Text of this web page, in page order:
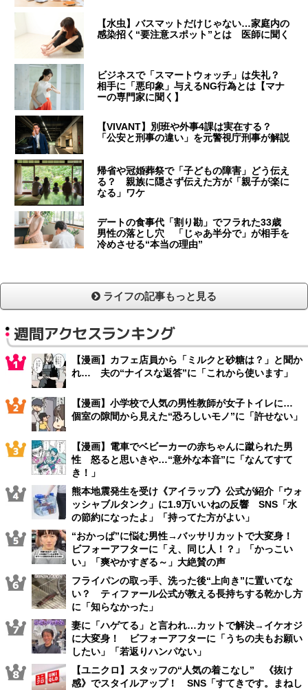
【水虫】バスマットだけじゃない…家庭内の
感染招く“要注意スポット”とは 医師に聞く
ビジネスで「スマートウォッチ」は失礼？
相手に「悪印象」与えるNG行為とは【マナ
ーの専門家に聞く】
【VIVANT】別班や外事4課は実在する？
「公安と刑事の違い」を元警視庁刑事が解説
帰省や冠婚葬祭で「子どもの障害」どう伝え
る？ 親族に隠さず伝えた方が「親子が楽に
なる」ワケ
デートの食事代「割り勘」でフラれた33歳
男性の落とし穴 「じゃあ半分で」が相手を
冷めさせる“本当の理由”
ライフの記事もっと見る
週間アクセスランキング
【漫画】カフェ店員から「ミルクと砂糖は？」と聞か
れ… 夫の“ナイスな返答”に「これから使います」
【漫画】小学校で人気の男性教師が女子トイレに…
個室の隙間から見えた“恐ろしいモノ”に「許せない」
【漫画】電車でベビーカーの赤ちゃんに蹴られた男
性 怒ると思いきや…“意外な本音”に「なんてすて
き！」
熊本地震発生を受け《アイラップ》公式が紹介「ウォ
ッシャブルタンク」に1.9万いいねの反響 SNS「水
の節約になったよ」「持ってた方がよい」
“おかっぱ”に悩む男性→バッサリカットで大変身！
ビフォーアフターに「え、同じ人！？」「かっこい
い」「爽やかすぎる～」大絶賛の声
フライパンの取っ手、洗った後“上向き”に置いてな
い？ ティファール公式が教える長持ちする乾かし方
に「知らなかった」
妻に「ハゲてる」と言われ…カットで解決→イケオジ
に大変身！ ビフォーアフターに「うちの夫もお願い
したい」「若返りハンパない」
【ユニクロ】スタッフの“人気の着こなし” 《抜け
感》でスタイルアップ！ SNS「すてきです。まねし